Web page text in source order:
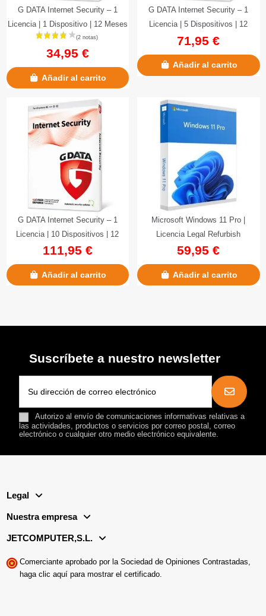
G DATA Internet Security – 1
Licencia | 1 Dispositivo | 12 Meses
34,95 €
Añadir al carrito
G DATA Internet Security – 1
Licencia | 5 Dispositivos | 12
Meses
71,95 €
Añadir al carrito
G DATA Internet Security – 1
Licencia | 10 Dispositivos | 12
Meses
111,95 €
Añadir al carrito
Microsoft Windows 11 Pro |
Licencia Legal Refurbish
59,95 €
Añadir al carrito
Suscríbete a nuestro newsletter
Autorizo al envío de comunicaciones informativas relativas a
las actividades, productos o servicios por correo postal, correo
electrónico o cualquier otro medio electrónico equivalente.
Legal
Nuestra empresa
JETCOMPUTER,S.L.
Comerciante aprobado por la Sociedad de Opiniones Contrastadas,
haga clic aquí para mostrar el certificado.